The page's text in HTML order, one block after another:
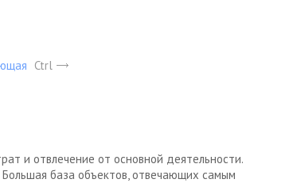
Ctrl
и отвлечение от основной деятельности.
Большая база объектов, отвечающих самым